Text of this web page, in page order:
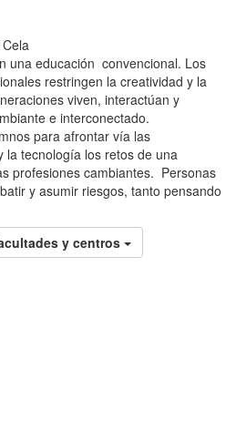
una educación convencional. Los
restringen la creatividad y la
viven, interactúan y
e interconectado.
para afrontar vía las
la tecnología los retos de una
profesiones cambiantes. Personas
y asumir riesgos, tanto pensando
y centros